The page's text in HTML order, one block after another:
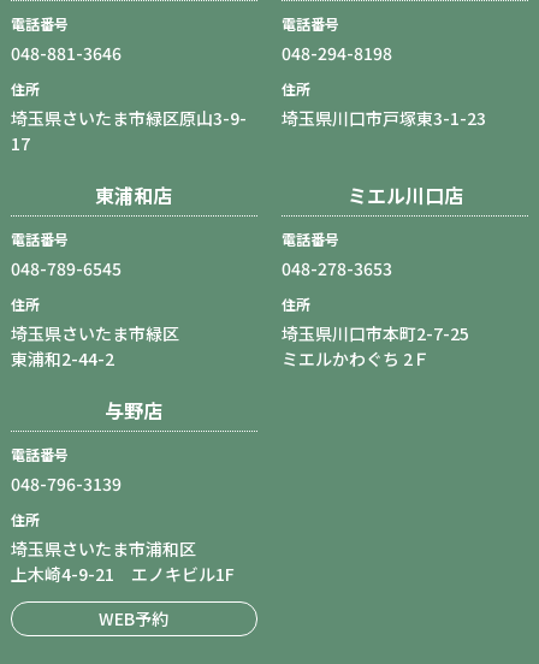
電話番号
048-881-3646
住所
埼玉県さいたま市緑区原山3-9-
17
電話番号
048-294-8198
住所
埼玉県川口市戸塚東3-1-23
東浦和店
電話番号
048-789-6545
住所
埼玉県さいたま市緑区
東浦和2-44-2
ミエル川口店
電話番号
048-278-3653
住所
埼玉県川口市本町2-7-25
ミエルかわぐち 2Ｆ
与野店
電話番号
048-796-3139
住所
埼玉県さいたま市浦和区
上木崎4-9-21 エノキビル1F
WEB予約